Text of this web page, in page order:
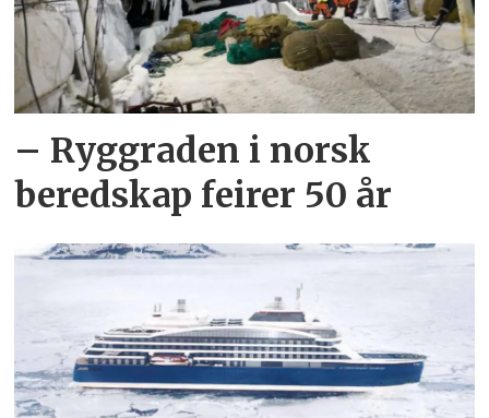
– Ryggraden i norsk
beredskap feirer 50 år